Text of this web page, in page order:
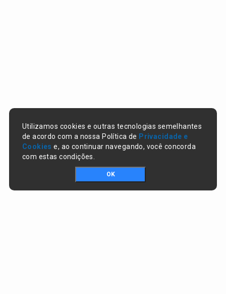
Utilizamos cookies e outras tecnologias semelhantes
de acordo com a nossa Política de Privacidade e
Cookies e, ao continuar navegando, você concorda
com estas condições.
OK